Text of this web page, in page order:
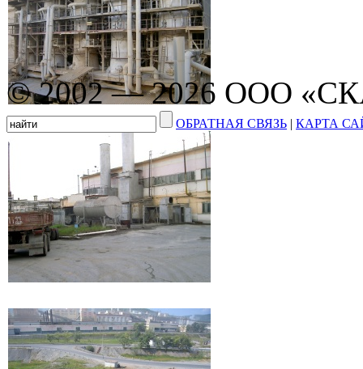
© 2002 — 2026 ООО
ОБРАТНАЯ СВЯЗЬ | КАРТА